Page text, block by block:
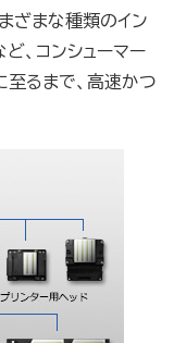
ざまな種類のイン
、コンシューマー
至るまで、高速かつ